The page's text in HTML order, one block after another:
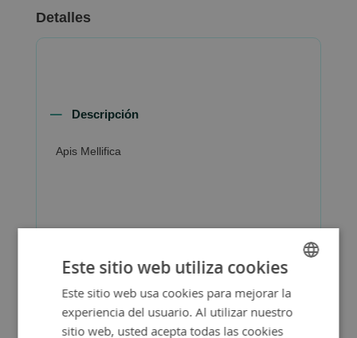
Detalles
Descripción
Apis Mellifica
SPANISH
ENGLISH
Este sitio web utiliza cookies
Este sitio web usa cookies para mejorar la
experiencia del usuario. Al utilizar nuestro
sitio web, usted acepta todas las cookies